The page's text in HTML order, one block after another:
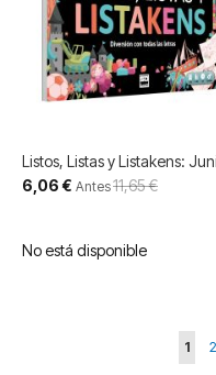
Listos, Listas y Listakens:
Precio
especial
6,06 € Antes11,65 €
No está disponible
1 2